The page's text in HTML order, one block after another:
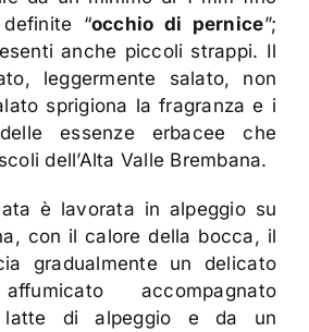
“occhio di pernice”;
anche piccoli strappi. Il
leggermente salato, non
sprigiona la fragranza e i
essenze erbacee che
dell’Alta Valle Brembana.
è lavorata in alpeggio su
con il calore della bocca, il
gradualmente un delicato
accompagnato
latte di alpeggio e da un